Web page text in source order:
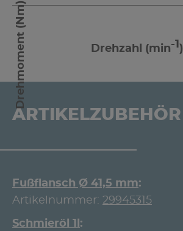
Drehmoment (Nm) Drehzahl (min-1 )
ARTIKELZUBEHÖR
Fußflansch Ø 41,5 mm
Artikelnummer: 29945315
Schmieröl 1l